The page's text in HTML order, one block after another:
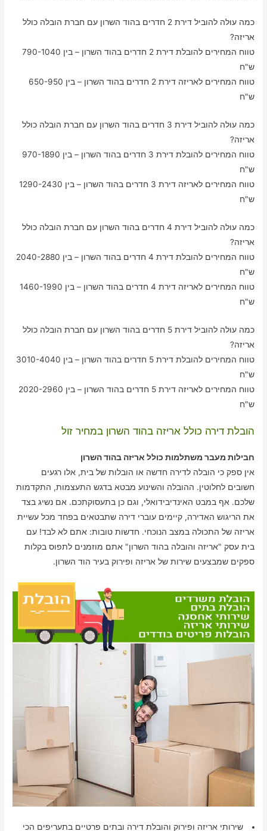
כמה עולה להוביל דירת 2 חדרים בהוד השרון עם חברת הובלה כולל
אריזה?
טווח המחירים להובלת דירת 2 חדרים בהוד השרון – בין 790-1040
ש"ח
טווח המחירים לאריזה דירת 2 חדרים בהוד השרון – בין 650-950
ש"ח
כמה עולה להוביל דירת 3 חדרים בהוד השרון עם חברת הובלה כולל
אריזה?
טווח המחירים להובלת דירת 3 חדרים בהוד השרון – בין 970-1890
ש"ח
טווח המחירים לאריזה דירת 3 חדרים בהוד השרון – בין 1290-2430
ש"ח
כמה עולה להוביל דירת 4 חדרים בהוד השרון עם חברת הובלה כולל
אריזה?
טווח המחירים להובלת דירת 4 חדרים בהוד השרון – בין 2040-2880
ש"ח
טווח המחירים לאריזה דירת 4 חדרים בהוד השרון – בין 1460-1990
ש"ח
כמה עולה להוביל דירת 5 חדרים בהוד השרון עם חברת הובלה כולל
אריזה?
טווח המחירים להובלת דירת 5 חדרים בהוד השרון – בין 3010-4040
ש"ח
טווח המחירים לאריזה דירת 5 חדרים בהוד השרון – בין 2020-2960
ש"ח
הובלת דירה כולל אריזה בהוד השרון במחיר זול
חבילות מעבר משתלמות כולל אריזה בהוד השרון
אין ספק כי הובלה לדירה חדשה או הובלות של בית, אלו רגעים
חשובים לחלוטין. ההובלה והשינוע מבטא בדגש התעצמות, התקדמות
שלכם. אף במבט האינדיבידואלי, וגם כן בתעסוקתכם. אם נשיג בצד
את הריגוש האדירה, קיימים עוברי דירה שתבטאים בפחד מכל עשיית
אריזה של התכולה במצב הנוכחי. חדשות טובות: אתם לא לבד! עם
בית עסק "אריזה והובלה בהוד השרון" אתם מוזמנים לתפוס בקלות
ספקים שמבצעים שירות של אריזה ופירוק בעיר הוד השרון.
שירותי אריזה ופירוק והובלת דירה ובתים פרטיים בתעריפים הכי